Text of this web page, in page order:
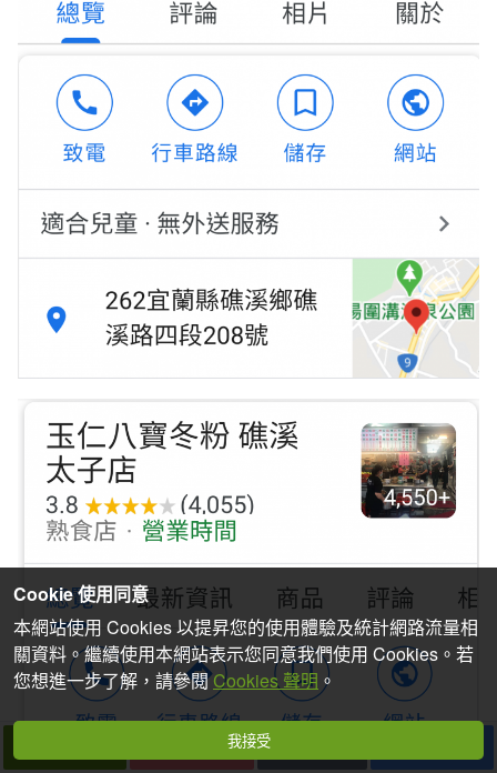
Cookie 使用同意
本網站使用 Cookies 以提昇您的使用體驗及統計網路流量相
關資料。繼續使用本網站表示您同意我們使用 Cookies。若
您想進一步了解，請參閱Cookies 聲明 。
我接受